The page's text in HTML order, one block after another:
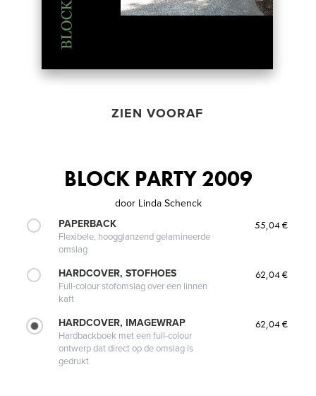
ZIEN VOORAF
BLOCK PARTY 2009
door Linda Schenck
PAPERBACK
Flexibele, hoogglanzend gelamineerde
omslag
55,04 €
HARDCOVER, STOFHOES
Full-colour stofomslag over een linnen
kaft
62,04 €
HARDCOVER, IMAGEWRAP
Hardbackboek met een full-colour
ontwerp dat direct op de omslag is
gedrukt
62,04 €